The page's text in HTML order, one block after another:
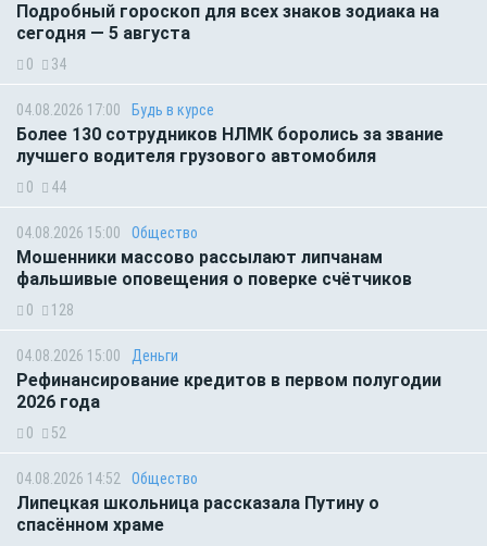
Подробный гороскоп для всех знаков зодиака на
сегодня — 5 августа
0 34
04.08.2026 17:00 Будь в курсе
Более 130 сотрудников НЛМК боролись за звание
лучшего водителя грузового автомобиля
0 44
04.08.2026 15:00 Общество
Мошенники массово рассылают липчанам
фальшивые оповещения о поверке счётчиков
0 128
04.08.2026 15:00 Деньги
Рефинансирование кредитов в первом полугодии
2026 года
0 52
04.08.2026 14:52 Общество
Липецкая школьница рассказала Путину о
спасённом храме